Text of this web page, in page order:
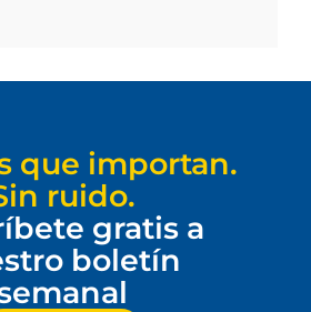
que importan.
ruido.
gratis a
boletín